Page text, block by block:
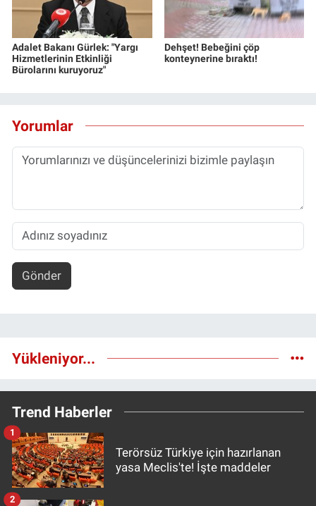
Adalet Bakanı Gürlek: "Yargı
Hizmetlerinin Etkinliği
Bürolarını kuruyoruz"
Dehşet! Bebeğini çöp
konteynerine bıraktı!
Yorumlar
Gönder
Yükleniyor...
Trend Haberler
Terörsüz Türkiye için hazırlanan
yasa Meclis'te! İşte maddeler
1
2